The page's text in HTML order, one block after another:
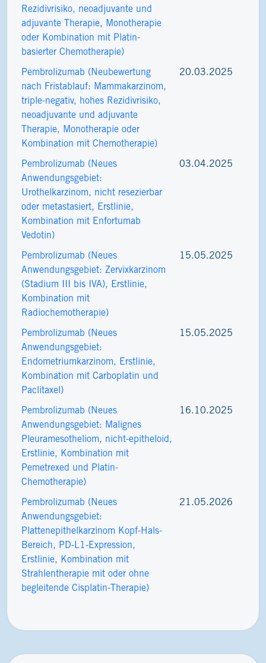
Rezidivrisiko, neoadjuvante und
adjuvante Therapie, Monotherapie
oder Kombination mit Platin-
basierter Chemotherapie)
Pembrolizumab (Neubewertung
nach Fristablauf: Mammakarzinom,
triple-negativ, hohes Rezidivrisiko,
neoadjuvante und adjuvante
Therapie, Monotherapie oder
Kombination mit Chemotherapie)
20.03.2025
Pembrolizumab (Neues
Anwendungsgebiet:
Urothelkarzinom, nicht resezierbar
oder metastasiert, Erstlinie,
Kombination mit Enfortumab
Vedotin)
03.04.2025
Pembrolizumab (Neues
Anwendungsgebiet: Zervixkarzinom
(Stadium III bis IVA), Erstlinie,
Kombination mit
Radiochemotherapie)
15.05.2025
Pembrolizumab (Neues
Anwendungsgebiet:
Endometriumkarzinom, Erstlinie,
Kombination mit Carboplatin und
Paclitaxel)
15.05.2025
Pembrolizumab (Neues
Anwendungsgebiet: Malignes
Pleuramesotheliom, nicht-epitheloid,
Erstlinie, Kombination mit
Pemetrexed und Platin-
Chemotherapie)
16.10.2025
Pembrolizumab (Neues
Anwendungsgebiet:
Plattenepithelkarzinom Kopf-Hals-
Bereich, PD-L1-Expression,
Erstlinie, Kombination mit
Strahlentherapie mit oder ohne
begleitende Cisplatin-Therapie)
21.05.2026